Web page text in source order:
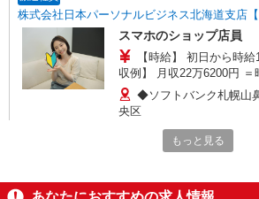
株式会社日本パーソナルビジネス北海道支店【
スマホのショップ店員
【時給】 初日から時給
収例】 月収22万6200円
残(10h) ●交通費支給(規定有) ●残業手当（時給
×1.25） ●各種手当支給 各種社会保険完備/年次有
給休暇/昇給制度 時間外手
引 無料の健康診断/介護・
◆ソフトバンク札幌山
央区
派遣社員
もっと見る